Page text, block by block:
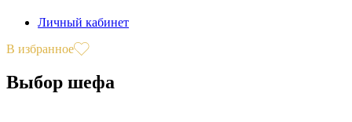
Личный кабинет
В избранное
Выбор шефа